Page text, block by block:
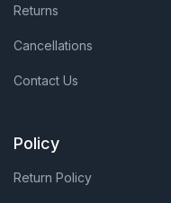
Returns
Cancellations
Contact Us
Policy
Return Policy